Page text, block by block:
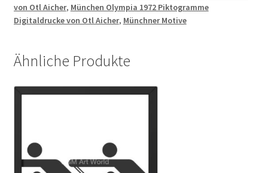
Menge
von Otl Aicher, München Olympia 1972 Piktogramme
Digitaldrucke von Otl Aicher, Münchner Motive
Ähnliche Produkte